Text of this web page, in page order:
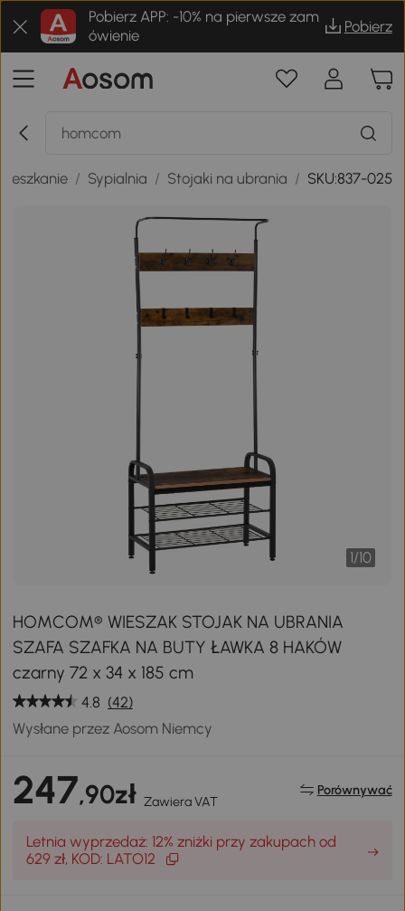
Pobierz APP: -10% na pierwsze zam
ówienie
Pobierz
/ Sypialnia / Stojaki na ubrania / SKU:837-025
1/10
HOMCOM® WIESZAK STOJAK NA UBRANIA
SZAFA SZAFKA NA BUTY ŁAWKA 8 HAKÓW
czarny 72 x 34 x 185 cm
4.8 (42)
Wysłane przez Aosom Niemcy
247,90zł Zawiera VAT
Porównywać
Letnia wyprzedaż: 12% zniżki przy zakupach od
629 zł, KOD: LATO12